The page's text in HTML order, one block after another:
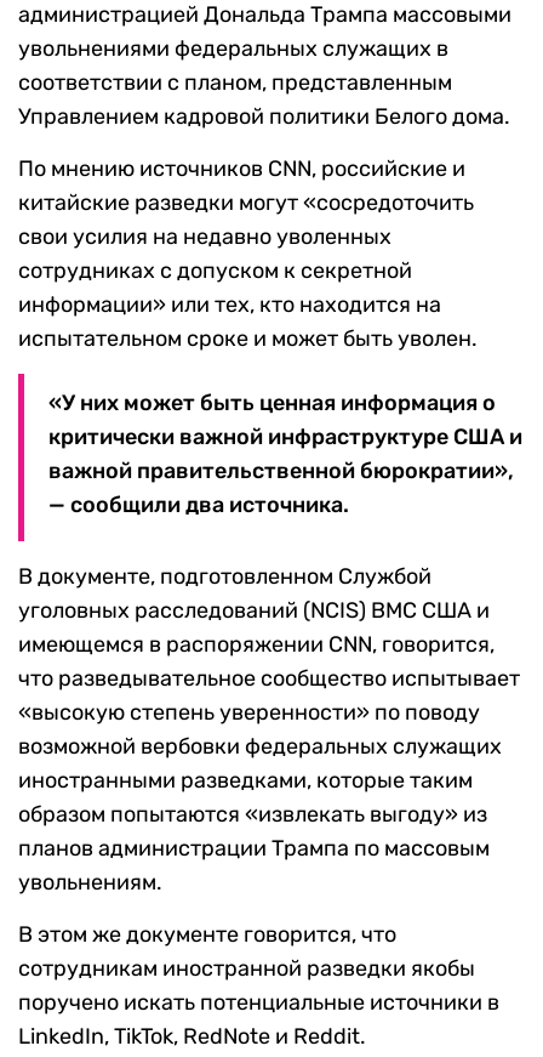
администрацией Дональда Трампа массовыми
увольнениями федеральных служащих в
соответствии с планом, представленным
Управлением кадровой политики Белого дома.
По мнению источников CNN, российские и
китайские разведки могут «сосредоточить
свои усилия на недавно уволенных
сотрудниках с допуском к секретной
информации» или тех, кто находится на
испытательном сроке и может быть уволен.
«У них может быть ценная информация о
критически важной инфраструктуре США и
важной правительственной бюрократии»,
— сообщили два источника.
В документе, подготовленном Службой
уголовных расследований (NCIS) ВМС США и
имеющемся в распоряжении СNN, говорится,
что разведывательное сообщество испытывает
«высокую степень уверенности» по поводу
возможной вербовки федеральных служащих
иностранными разведками, которые таким
образом попытаются «извлекать выгоду» из
планов администрации Трампа по массовым
увольнениям.
В этом же документе говорится, что
сотрудникам иностранной разведки якобы
поручено искать потенциальные источники в
LinkedIn, TikTok, RedNote и Reddit.